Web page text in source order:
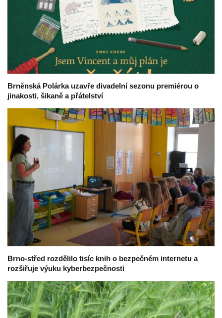
Brněnská Polárka uzavře divadelní sezonu premiérou o
jinakosti, šikaně a přátelství
Brno-střed rozdělilo tisíc knih o bezpečném internetu a
rozšiřuje výuku kyberbezpečnosti